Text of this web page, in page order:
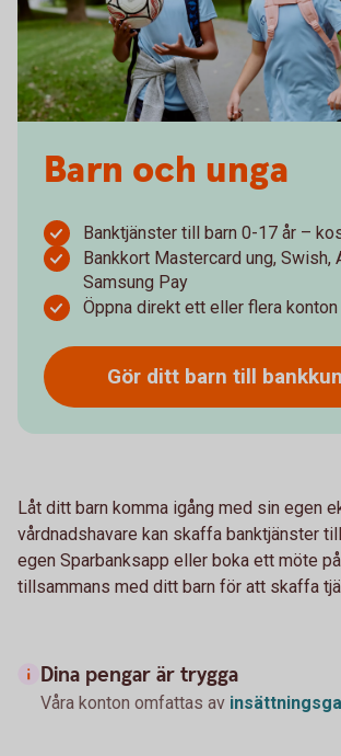
Barn och unga
Banktjänster till barn 0-17 år –
Bankkort Mastercard ung, Swish,
Samsung Pay
Öppna direkt ett eller flera
Gör ditt barn till
Låt ditt barn komma igång med sin egen
vårdnadshavare kan skaffa banktjänster
egen Sparbanksapp eller boka ett möte
tillsammans med ditt barn för att skaffa
Dina pengar är trygga
Våra konton omfattas av